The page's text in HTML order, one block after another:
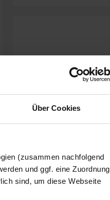
Über Cookies
(zusammen nachfolgend
und ggf. eine Zuordnung
sind, um diese Webseite